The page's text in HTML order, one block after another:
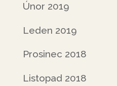
Únor 2019
Leden 2019
Prosinec 2018
Listopad 2018